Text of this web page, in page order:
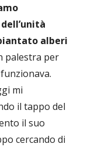
alberi
palestra per
mi
il tappo del
il suo
cercando di